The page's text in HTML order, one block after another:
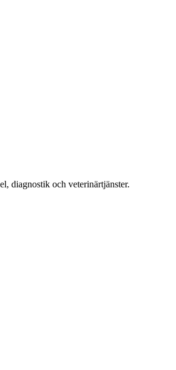
diagnostik och veterinärtjänster.